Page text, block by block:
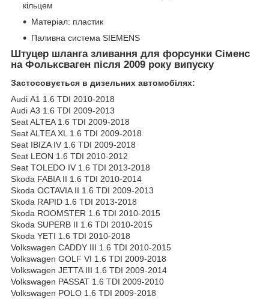
кільцем
Матеріал: пластик
Паливна система SIEMENS
Штуцер шланга зливання для форсунки Сіменс
на Фольксваген після 2009 року випуску
Застосовується в дизельних автомобілях:
Audi A1 1.6 TDI 2010-2018
Audi A3 1.6 TDI 2009-2013
Seat ALTEA 1.6 TDI 2009-2018
Seat ALTEA XL 1.6 TDI 2009-2018
Seat IBIZA IV 1.6 TDI 2009-2018
Seat LEON 1.6 TDI 2010-2012
Seat TOLEDO IV 1.6 TDI 2013-2018
Skoda FABIA II 1.6 TDI 2010-2014
Skoda OCTAVIA II 1.6 TDI 2009-2013
Skoda RAPID 1.6 TDI 2013-2018
Skoda ROOMSTER 1.6 TDI 2010-2015
Skoda SUPERB II 1.6 TDI 2010-2015
Skoda YETI 1.6 TDI 2010-2018
Volkswagen CADDY III 1.6 TDI 2010-2015
Volkswagen GOLF VI 1.6 TDI 2009-2018
Volkswagen JETTA III 1.6 TDI 2009-2014
Volkswagen PASSAT 1.6 TDI 2009-2010
Volkswagen POLO 1.6 TDI 2009-2018